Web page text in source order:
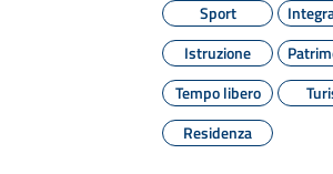
Sport
Istruzione
Tempo libero
Residenza